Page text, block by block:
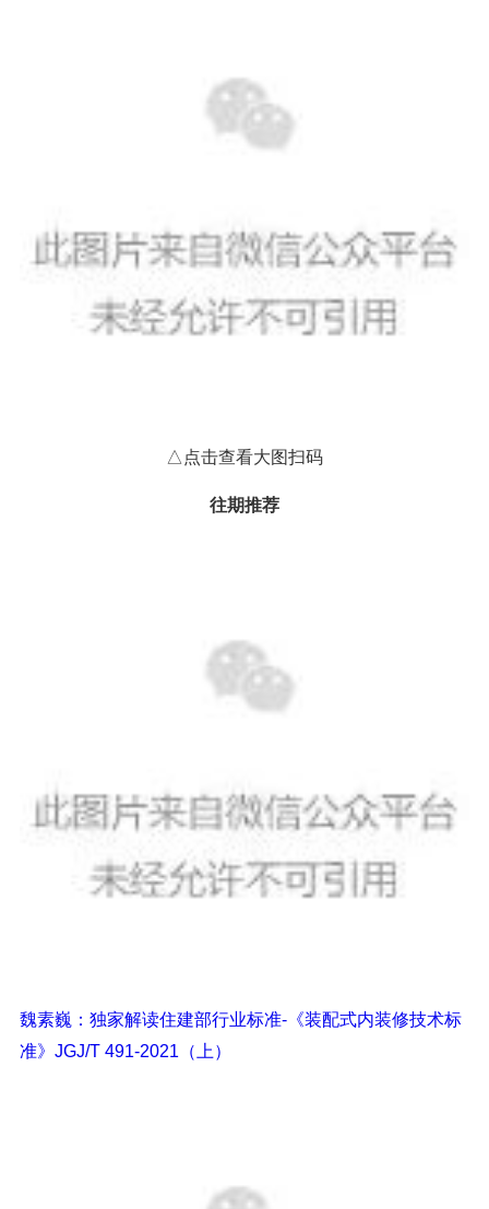
△点击查看大图扫码
往期推荐
魏素巍：独家解读住建部行业标准-《装配式内装修技术标
准》JGJ/T 491-2021（上）